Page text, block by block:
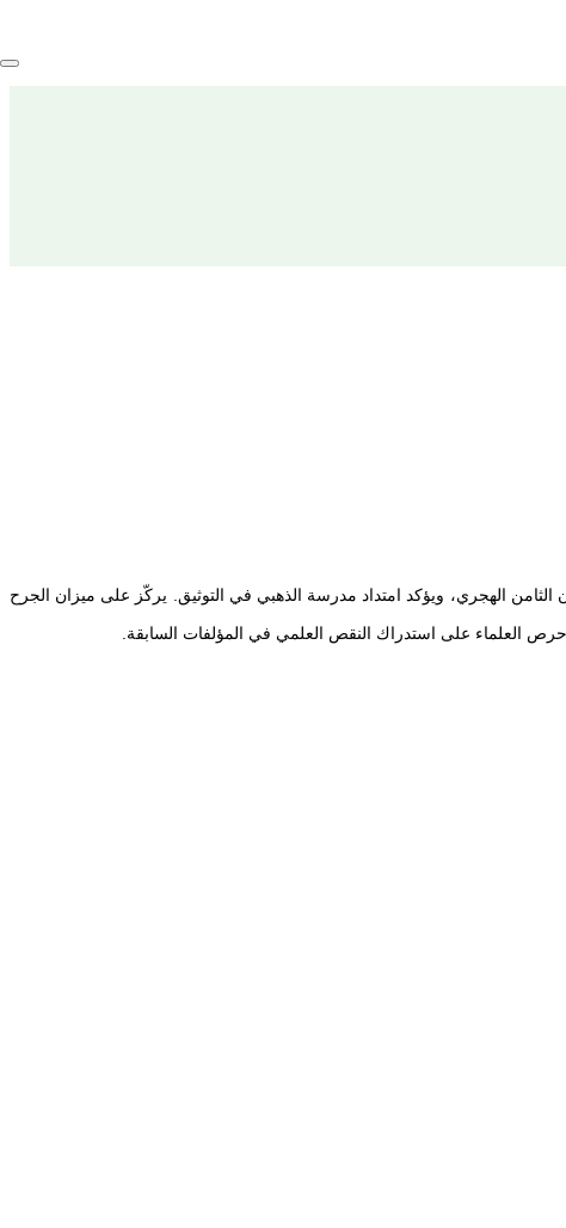
الهجري، ويؤكد امتداد مدرسة الذهبي في التوثيق. يركّز على ميزان الجرح
العلماء على استدراك النقص العلمي في المؤلفات السابقة.